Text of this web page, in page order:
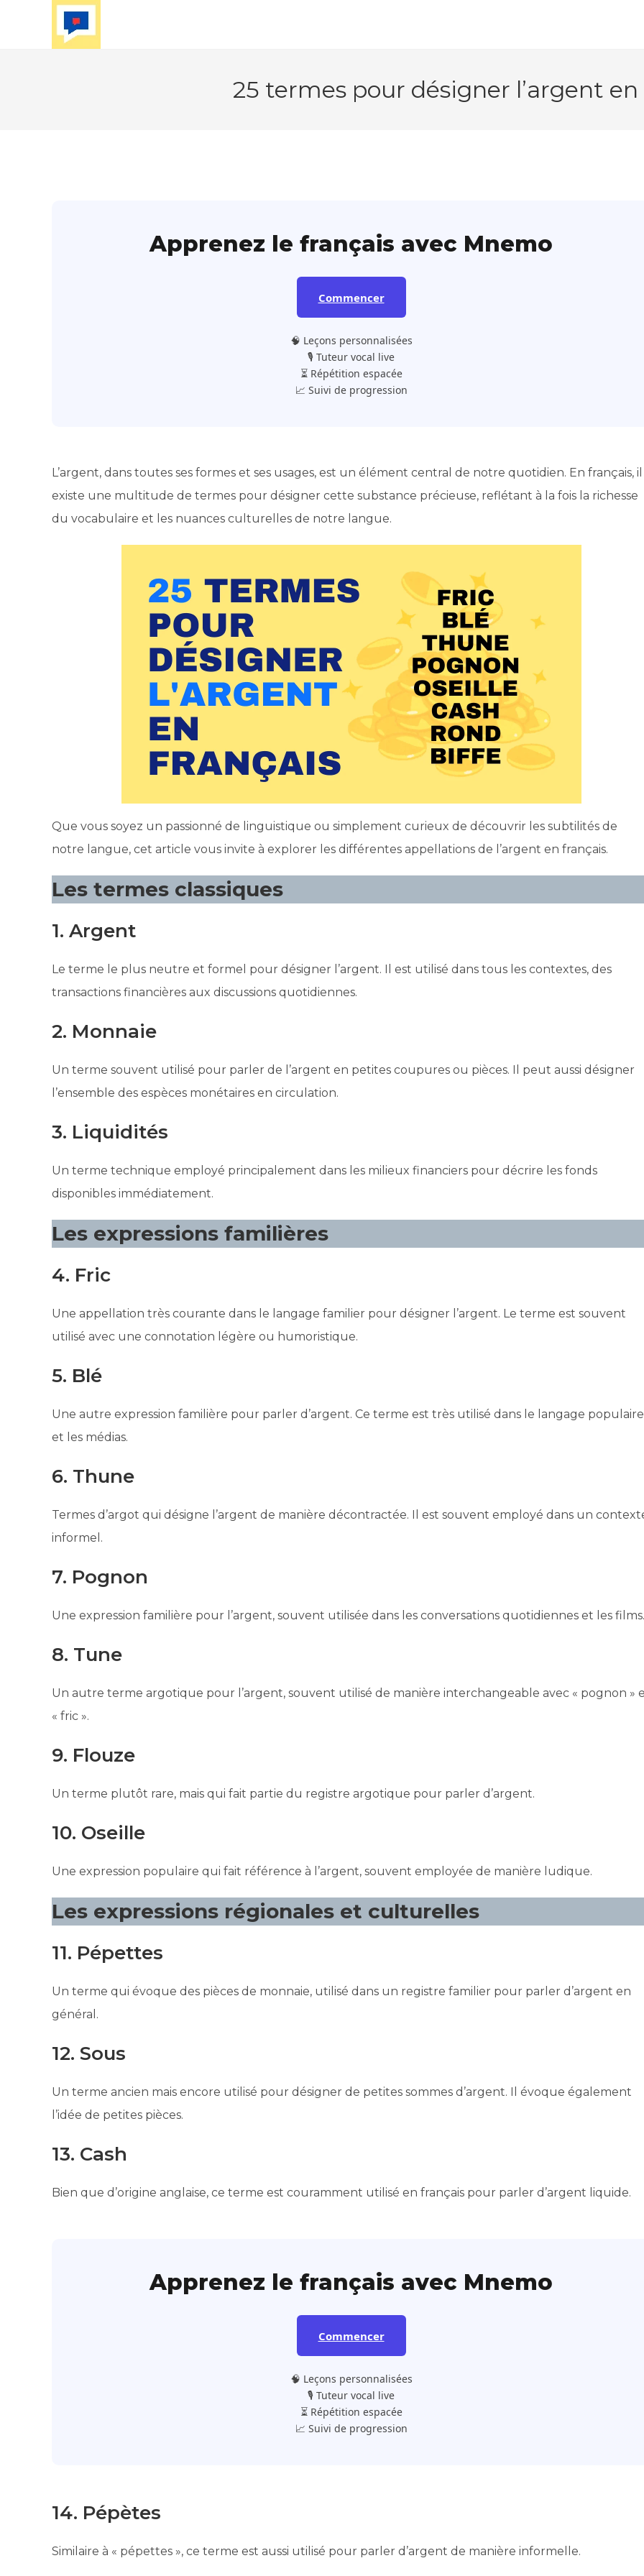
25 termes pour désigner l’argent
Apprenez le français avec Mnemo
Commencer
🧠 Leçons personnalisées
🎙️ Tuteur vocal live
⏳ Répétition espacée
📈 Suivi de progression
L’argent, dans toutes ses formes et ses usages, est un élément central de notre quotidien. En français, il
existe une multitude de termes pour désigner cette substance précieuse, reflétant à la fois la richesse
du vocabulaire et les nuances culturelles de notre langue.
Que vous soyez un passionné de linguistique ou simplement curieux de découvrir les subtilités de
notre langue, cet article vous invite à explorer les différentes appellations de l’argent en français.
Les termes classiques
1. Argent
Le terme le plus neutre et formel pour désigner l’argent. Il est utilisé dans tous les contextes, des
transactions financières aux discussions quotidiennes.
2. Monnaie
Un terme souvent utilisé pour parler de l’argent en petites coupures ou pièces. Il peut aussi désigner
l’ensemble des espèces monétaires en circulation.
3. Liquidités
Un terme technique employé principalement dans les milieux financiers pour décrire les fonds
disponibles immédiatement.
Les expressions familières
4. Fric
Une appellation très courante dans le langage familier pour désigner l’argent. Le terme est souvent
utilisé avec une connotation légère ou humoristique.
5. Blé
Une autre expression familière pour parler d’argent. Ce terme est très utilisé dans le langage populaire
et les médias.
6. Thune
Termes d’argot qui désigne l’argent de manière décontractée. Il est souvent employé dans un
informel.
7. Pognon
Une expression familière pour l’argent, souvent utilisée dans les conversations quotidiennes et les films.
8. Tune
Un autre terme argotique pour l’argent, souvent utilisé de manière interchangeable avec « pognon »
« fric ».
9. Flouze
Un terme plutôt rare, mais qui fait partie du registre argotique pour parler d’argent.
10. Oseille
Une expression populaire qui fait référence à l’argent, souvent employée de manière ludique.
Les expressions régionales et culturelles
11. Pépettes
Un terme qui évoque des pièces de monnaie, utilisé dans un registre familier pour parler d’argent en
général.
12. Sous
Un terme ancien mais encore utilisé pour désigner de petites sommes d’argent. Il évoque également
l’idée de petites pièces.
13. Cash
Bien que d’origine anglaise, ce terme est couramment utilisé en français pour parler d’argent liquide.
Apprenez le français avec Mnemo
Commencer
🧠 Leçons personnalisées
🎙️ Tuteur vocal live
⏳ Répétition espacée
📈 Suivi de progression
14. Pépètes
Similaire à « pépettes », ce terme est aussi utilisé pour parler d’argent de manière informelle.